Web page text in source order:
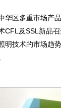
华区多重市场产
CFL及SSL新品
明技术的市场趋